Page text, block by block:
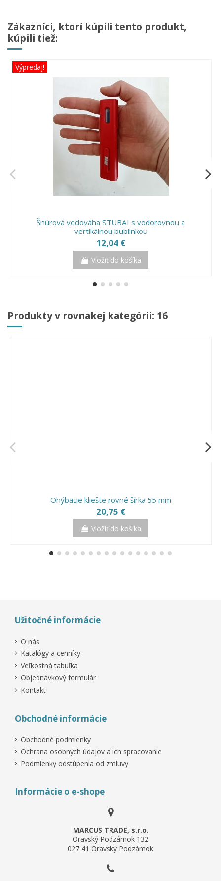
Zákazníci, ktorí kúpili tento produkt,
kúpili tiež:
Výpredaj!
Šnúrová vodováha STUBAI s vodorovnou a
vertikálnou bublinkou
12,04 €
Vložiť do košíka
Produkty v rovnakej kategórii: 16
Ohýbacie kliešte rovné šírka 55 mm
20,75 €
Vložiť do košíka
Užitočné informácie
O nás
Katalógy a cenníky
Veľkostná tabuľka
Objednávkový formulár
Kontakt
Obchodné informácie
Obchodné podmienky
Ochrana osobných údajov a ich spracovanie
Podmienky odstúpenia od zmluvy
Informácie o e-shope
MARCUS TRADE, s.r.o.
Oravský Podzámok 132
027 41 Oravský Podzámok